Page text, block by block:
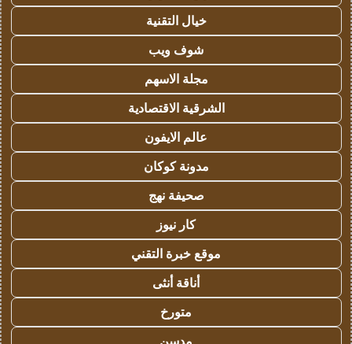
خيال التقنية
شوف ويب
مجلة الاسهم
الشرقية الاقتصادية
عالم الايفون
مدونة كوكان
صحيفة نهج
كار نيوز
موقع خبرة التقني
أناقة أنثى
متورخ
مدسن